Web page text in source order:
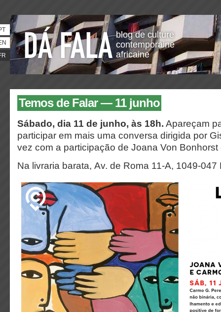
blog de culture
contemporaine
africaine
Temos de Falar — 11 junho
Sábado, dia 11 de junho, às 18h. Apareçam
participar em mais uma conversa dirigida por
vez com a participação de Joana Von
Na livraria barata, Av. de Roma 11-A, 1049-047